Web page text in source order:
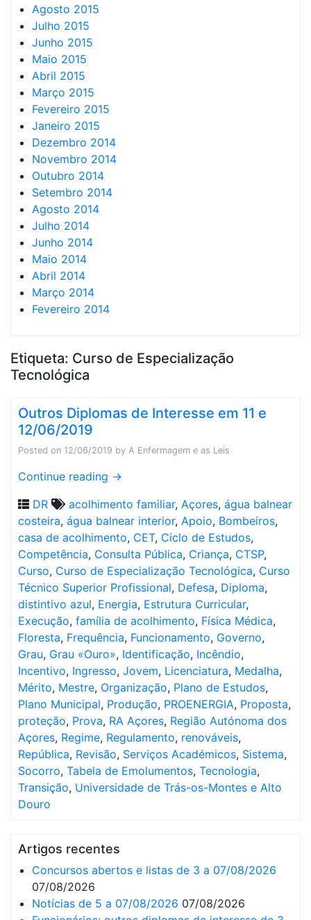
Agosto 2015
Julho 2015
Junho 2015
Maio 2015
Abril 2015
Março 2015
Fevereiro 2015
Janeiro 2015
Dezembro 2014
Novembro 2014
Outubro 2014
Setembro 2014
Agosto 2014
Julho 2014
Junho 2014
Maio 2014
Abril 2014
Março 2014
Fevereiro 2014
Etiqueta: Curso de Especialização
Tecnológica
Outros Diplomas de Interesse em 11 e
12/06/2019
Posted on 12/06/2019 by A Enfermagem e as Leis
Continue reading →
DR
acolhimento familiar, Açores, água balnear
costeira, água balnear interior, Apoio, Bombeiros,
casa de acolhimento, CET, Ciclo de Estudos,
Competência, Consulta Pública, Criança, CTSP,
Curso, Curso de Especialização Tecnológica, Curso
Técnico Superior Profissional, Defesa, Diploma,
distintivo azul, Energia, Estrutura Curricular,
Execução, família de acolhimento, Física Médica,
Floresta, Frequência, Funcionamento, Governo,
Grau, Grau «Ouro», Identificação, Incêndio,
Incentivo, Ingresso, Jovem, Licenciatura, Medalha,
Mérito, Mestre, Organização, Plano de Estudos,
Plano Municipal, Produção, PROENERGIA, Proposta,
proteção, Prova, RA Açores, Região Autónoma dos
Açores, Regime, Regulamento, renováveis,
República, Revisão, Serviços Académicos, Sistema,
Socorro, Tabela de Emolumentos, Tecnologia,
Transição, Universidade de Trás-os-Montes e Alto
Douro
Artigos recentes
Concursos abertos e listas de 3 a 07/08/2026
07/08/2026
Notícias de 5 a 07/08/2026 07/08/2026